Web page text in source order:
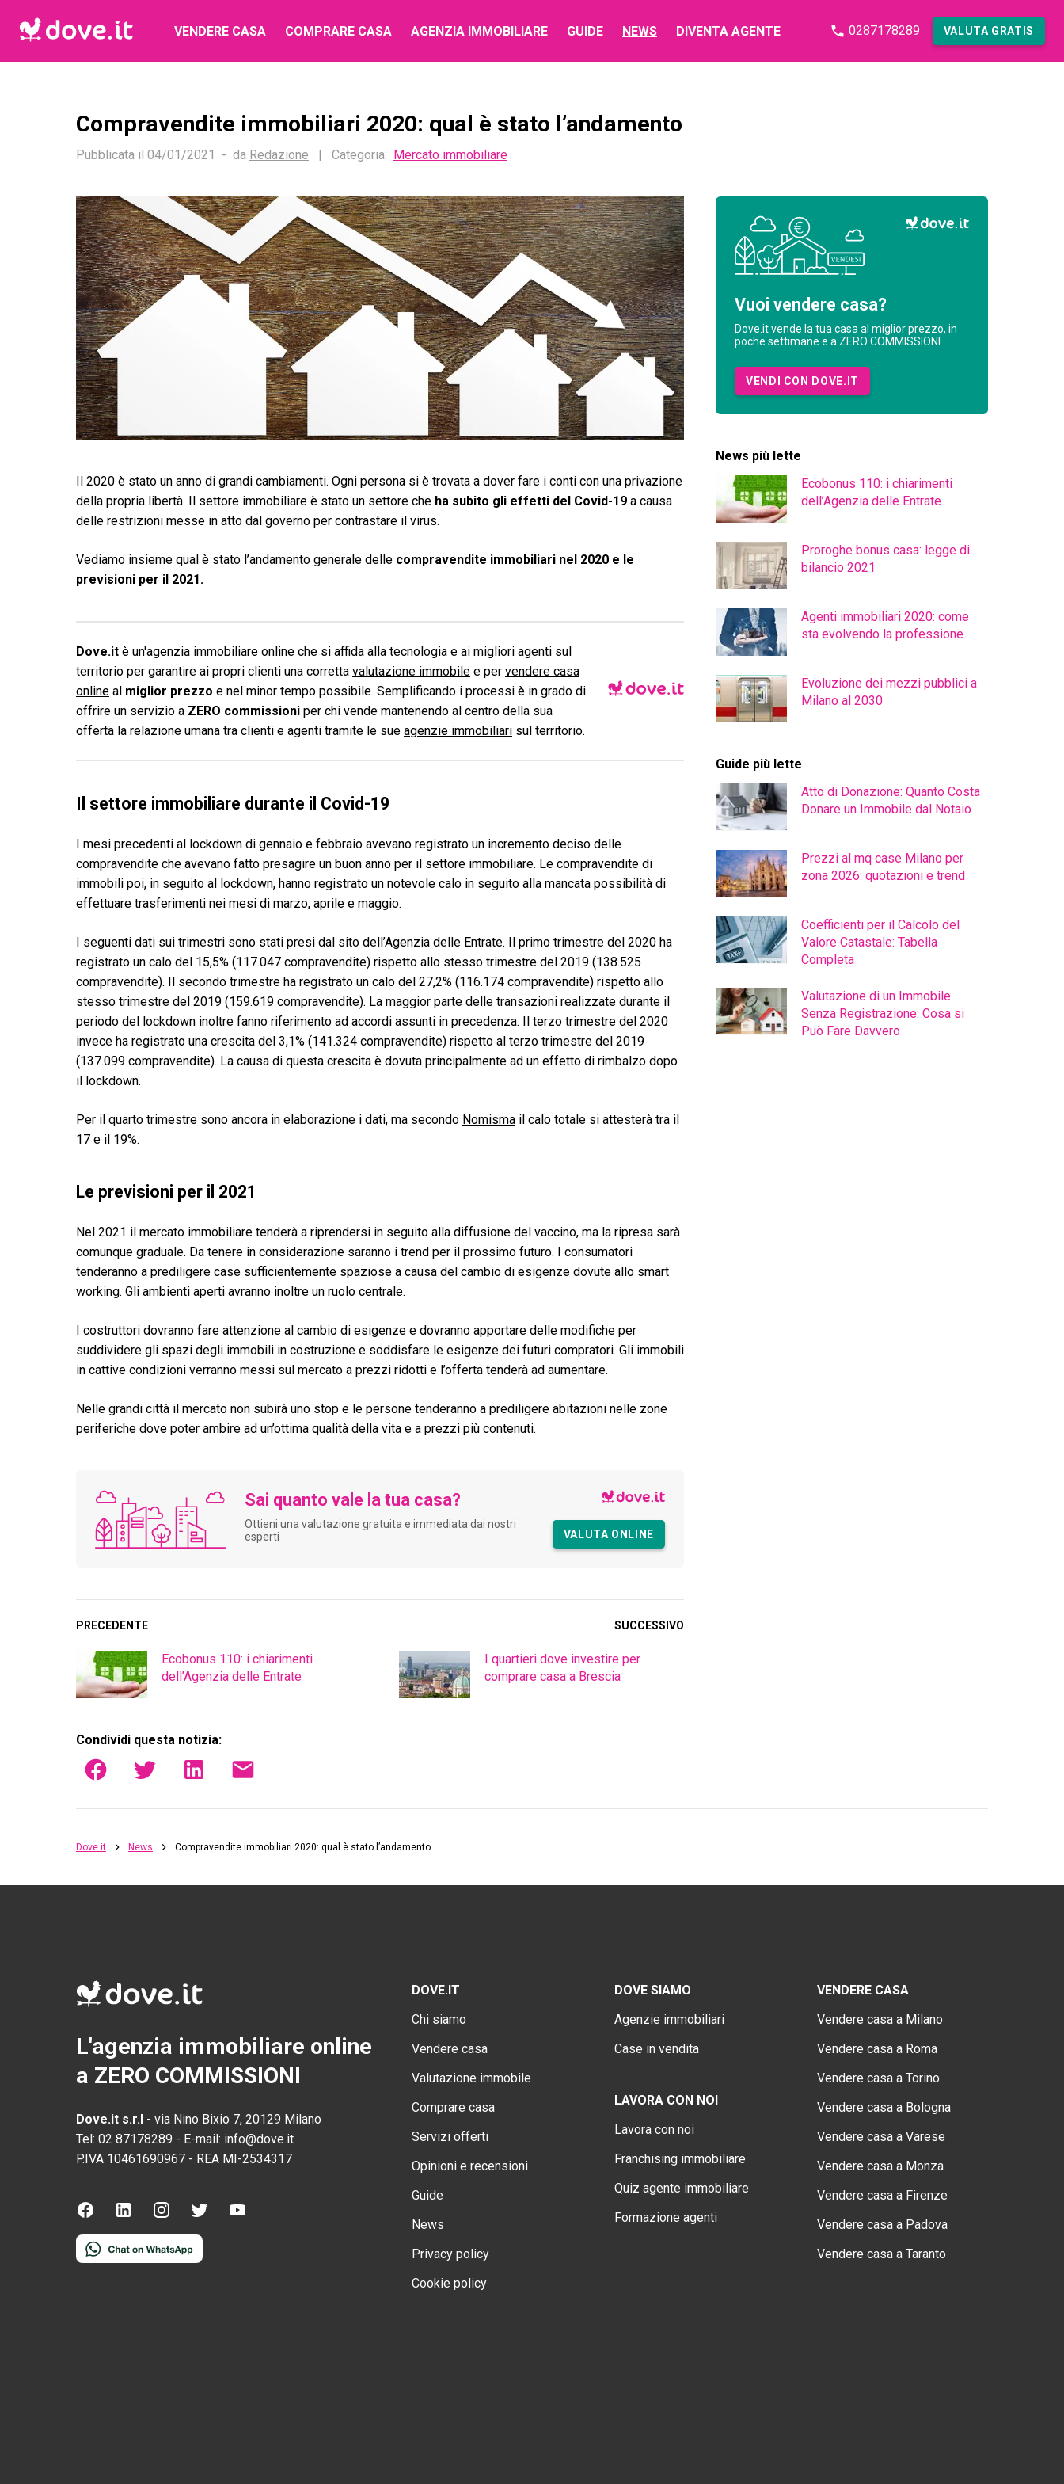
VENDERE CASA COMPRARE CASA AGENZIA IMMOBILIARE GUIDE NEWS DIVENTA AGENTE 0287178289 VALUTA GRATIS
Compravendite immobiliari 2020: qual è stato l’andamento
Pubblicata il 04/01/2021 da Redazione | Categoria: Mercato immobiliare
Il 2020 è stato un anno di grandi cambiamenti. Ogni persona si è trovata a dover fare i conti con una privazione
della propria libertà. Il settore immobiliare è stato un settore che ha subito gli effetti del Covid-19 a causa
delle restrizioni messe in atto dal governo per contrastare il virus.
Vediamo insieme qual è stato l’andamento generale delle compravendite immobiliari nel 2020 e le
previsioni per il 2021.
Dove.it è un'agenzia immobiliare online che si affida alla tecnologia e ai migliori agenti sul
territorio per garantire ai propri clienti una corretta valutazione immobile e per vendere casa
online al miglior prezzo e nel minor tempo possibile. Semplificando i processi è in grado di
offrire un servizio a ZERO commissioni per chi vende mantenendo al centro della sua
offerta la relazione umana tra clienti e agenti tramite le sue agenzie immobiliari sul territorio.
Il settore immobiliare durante il Covid-19
I mesi precedenti al lockdown di gennaio e febbraio avevano registrato un incremento deciso delle
compravendite che avevano fatto presagire un buon anno per il settore immobiliare. Le compravendite di
immobili poi, in seguito al lockdown, hanno registrato un notevole calo in seguito alla mancata possibilità di
effettuare trasferimenti nei mesi di marzo, aprile e maggio.
I seguenti dati sui trimestri sono stati presi dal sito dell’Agenzia delle Entrate. Il primo trimestre del 2020 ha
registrato un calo del 15,5% (117.047 compravendite) rispetto allo stesso trimestre del 2019 (138.525
compravendite). Il secondo trimestre ha registrato un calo del 27,2% (116.174 compravendite) rispetto allo
stesso trimestre del 2019 (159.619 compravendite). La maggior parte delle transazioni realizzate durante il
periodo del lockdown inoltre fanno riferimento ad accordi assunti in precedenza. Il terzo trimestre del 2020
invece ha registrato una crescita del 3,1% (141.324 compravendite) rispetto al terzo trimestre del 2019
(137.099 compravendite). La causa di questa crescita è dovuta principalmente ad un effetto di rimbalzo dopo
il lockdown.
Per il quarto trimestre sono ancora in elaborazione i dati, ma secondo Nomisma il calo totale si attesterà tra il
17 e il 19%.
Le previsioni per il 2021
Nel 2021 il mercato immobiliare tenderà a riprendersi in seguito alla diffusione del vaccino, ma la ripresa sarà
comunque graduale. Da tenere in considerazione saranno i trend per il prossimo futuro. I consumatori
tenderanno a prediligere case sufficientemente spaziose a causa del cambio di esigenze dovute allo smart
working. Gli ambienti aperti avranno inoltre un ruolo centrale.
I costruttori dovranno fare attenzione al cambio di esigenze e dovranno apportare delle modifiche per
suddividere gli spazi degli immobili in costruzione e soddisfare le esigenze dei futuri compratori. Gli immobili
in cattive condizioni verranno messi sul mercato a prezzi ridotti e l’offerta tenderà ad aumentare.
Nelle grandi città il mercato non subirà uno stop e le persone tenderanno a prediligere abitazioni nelle zone
periferiche dove poter ambire ad un’ottima qualità della vita e a prezzi più contenuti.
Sai quanto vale la tua casa?
Ottieni una valutazione gratuita e immediata dai nostri
esperti
VALUTA ONLINE
PRECEDENTE
Ecobonus 110: i chiarimenti
dell’Agenzia delle Entrate
SUCCESSIVO
I quartieri dove investire per
comprare casa a Brescia
Condividi questa notizia:
Vuoi vendere casa?
Dove.it vende la tua casa al miglior prezzo, in
poche settimane e a ZERO COMMISSIONI
VENDI CON DOVE.IT
News più lette
Ecobonus 110: i chiarimenti
dell’Agenzia delle Entrate
Proroghe bonus casa: legge di
bilancio 2021
Agenti immobiliari 2020: come
sta evolvendo la professione
Evoluzione dei mezzi pubblici a
Milano al 2030
Guide più lette
Atto di Donazione: Quanto Costa
Donare un Immobile dal Notaio
Prezzi al mq case Milano per
zona 2026: quotazioni e trend
Coefficienti per il Calcolo del
Valore Catastale: Tabella
Completa
Valutazione di un Immobile
Senza Registrazione: Cosa si
Può Fare Davvero
Dove.it News Compravendite immobiliari 2020: qual è stato l’andamento
L'agenzia immobiliare online
a ZERO COMMISSIONI
Dove.it s.r.l - via Nino Bixio 7, 20129 Milano
Tel: 02 87178289 - E-mail: info@dove.it
P.IVA 10461690967 - REA MI-2534317
DOVE.IT
Chi siamo
Vendere casa
Valutazione immobile
Comprare casa
Servizi offerti
Opinioni e recensioni
Guide
News
Privacy policy
Cookie policy
DOVE SIAMO
Agenzie immobiliari
Case in vendita
LAVORA CON NOI
Lavora con noi
Franchising immobiliare
Quiz agente immobiliare
Formazione agenti
VENDERE CASA
Vendere casa a Milano
Vendere casa a Roma
Vendere casa a Torino
Vendere casa a Bologna
Vendere casa a Varese
Vendere casa a Monza
Vendere casa a Firenze
Vendere casa a Padova
Vendere casa a Taranto